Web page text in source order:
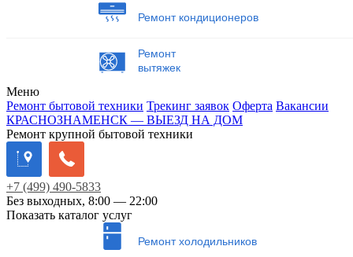
Ремонт кондиционеров
Ремонт
вытяжек
Меню
Ремонт бытовой техники Трекинг заявок Оферта Вакансии
КРАСНОЗНАМЕНСК — ВЫЕЗД НА ДОМ
Ремонт крупной бытовой техники
+7 (499) 490-5833
Без выходных, 8:00 — 22:00
Показать каталог услуг
Ремонт холодильников